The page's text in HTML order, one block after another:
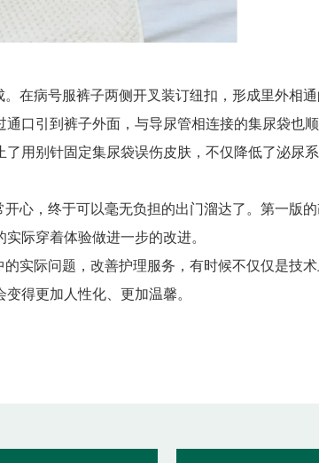
在病号服裤子两侧开叉装订纽扣，形成里外相
口引到裤子外面，与导尿管相连接的集尿袋也
用别针固定集尿袋误伤皮肤，不仅降低了泌尿
心，终于可以毫无负担的出门溜达了。第一版
际穿着体验做进一步的改进。
实际问题，改善护理服务，有时候不仅仅是技
得更加人性化、更加温馨。